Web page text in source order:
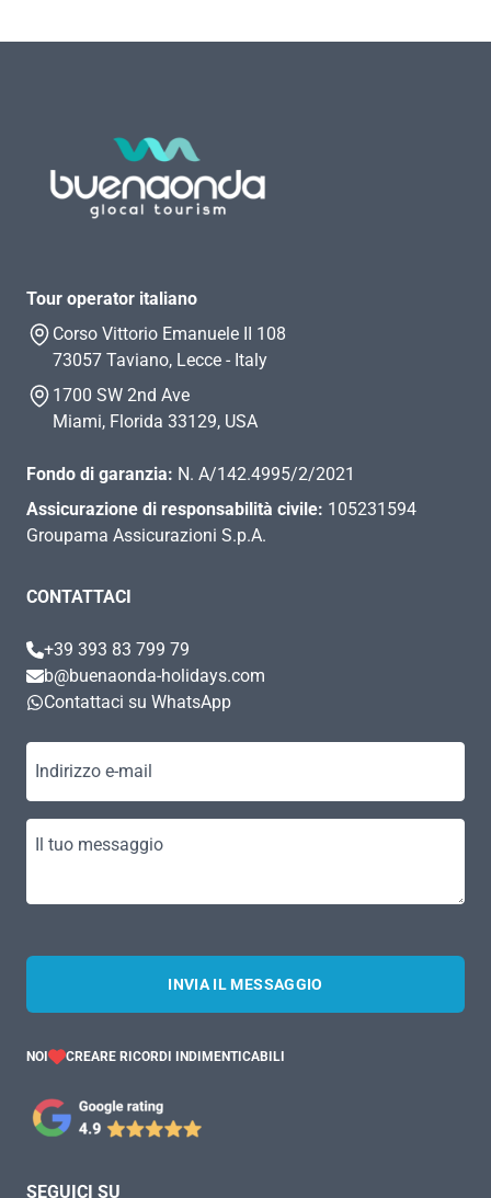
Tour operator italiano
Corso Vittorio Emanuele II 108
73057 Taviano, Lecce - Italy
1700 SW 2nd Ave
Miami, Florida 33129, USA
Fondo di garanzia: N. A/142.4995/2/2021
Assicurazione di responsabilità civile: 105231594
Groupama Assicurazioni S.p.A.
CONTATTACI
+39 393 83 799 79
b@buenaonda-holidays.com
Contattaci su WhatsApp
Indirizzo e-mail
Il tuo messaggio
INVIA IL MESSAGGIO
NOI CREARE RICORDI INDIMENTICABILI
SEGUICI SU